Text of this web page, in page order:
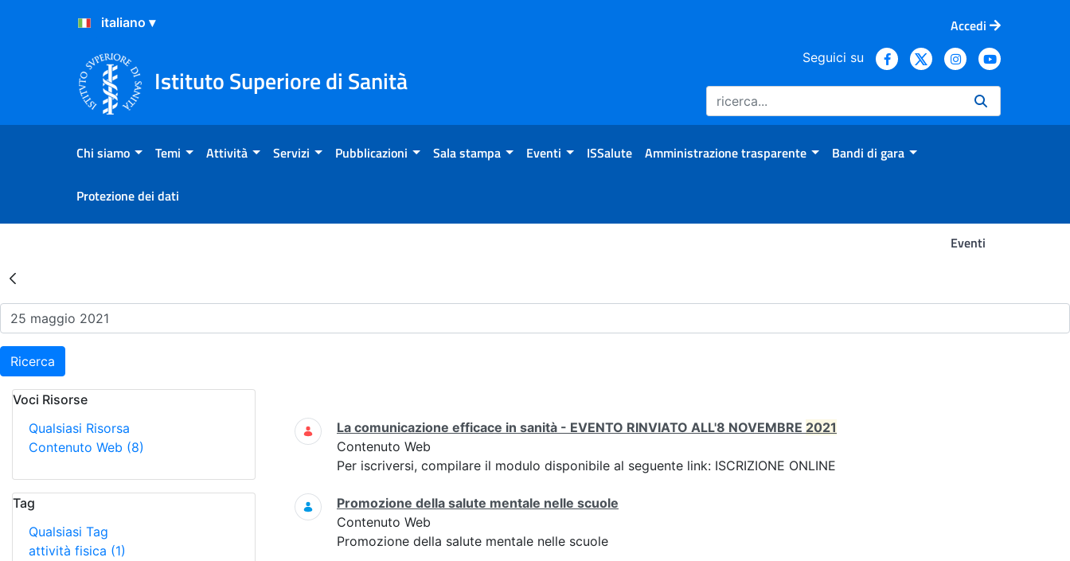
Salta al Contenuto
Salta al Footer
Accedi
Istituto Superiore di Sanità
Seguici su
Chi siamo Temi Attività Servizi Pubblicazioni Sala stampa Eventi ISSalute Amministrazione trasparente Bandi di gara
Protezione dei dati
Eventi
Risultati della Ricerca - Eventi
Ricerca
Voci Risorse
Qualsiasi Risorsa
Contenuto Web (8)
Tag
Qualsiasi Tag
attività fisica (1)
Ricerca
La comunicazione efficace in sanità - EVENTO RINVIATO ALL'8 NOVEMBRE 2021
Contenuto Web
Per iscriversi, compilare il modulo disponibile al seguente link: ISCRIZIONE ONLINE
Promozione della salute mentale nelle scuole
Contenuto Web
Promozione della salute mentale nelle scuole